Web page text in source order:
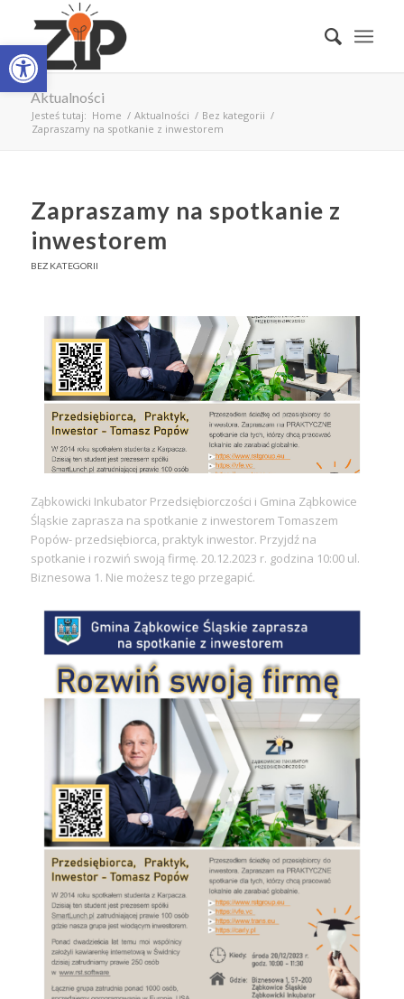
Open toolbar
Aktualności
Jesteś tutaj: Home / Aktualności / Bez kategorii /
Zapraszamy na spotkanie z inwestorem
Zapraszamy na spotkanie z
inwestorem
BEZ KATEGORII
Ząbkowicki Inkubator Przedsiębiorczości i Gmina Ząbkowice
Śląskie zaprasza na spotkanie z inwestorem Tomaszem
Popów- przedsiębiorca, praktyk inwestor. Przyjdź na
spotkanie i rozwiń swoją firmę. 20.12.2023 r. godzina 10:00 ul.
Biznesowa 1. Nie możesz tego przegapić.